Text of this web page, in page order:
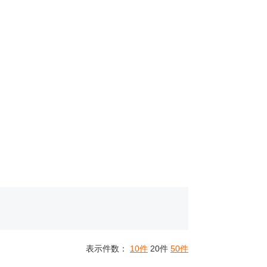
表示件数： 10件 20件 50件